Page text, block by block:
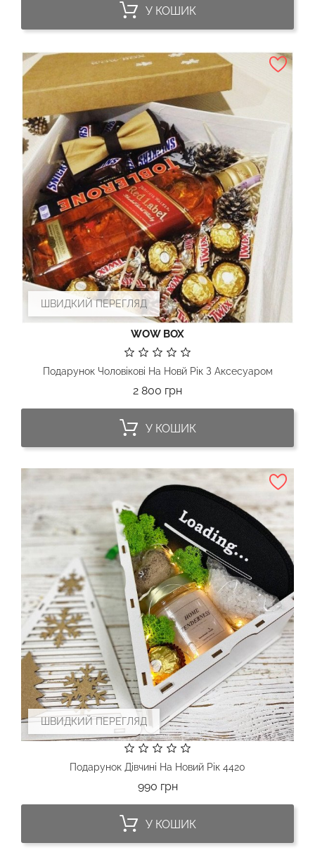
У КОШИК
ШВИДКИЙ ПЕРЕГЛЯД
WOW BOX
Подарунок Чоловікові На Новй Рік З Аксесуаром
2 800 грнЦіна
У КОШИК
ШВИДКИЙ ПЕРЕГЛЯД
Подарунок Дівчині На Новий Рік 4420
990 грнЦіна
У КОШИК